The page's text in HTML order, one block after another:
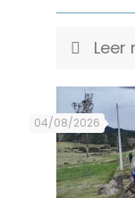
Leer
04/08/2026